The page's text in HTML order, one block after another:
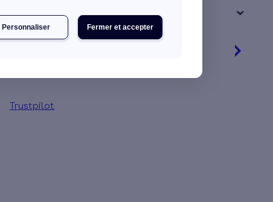
Fermer et accepter
Personnaliser
+ de 15 ans
Trustpilot